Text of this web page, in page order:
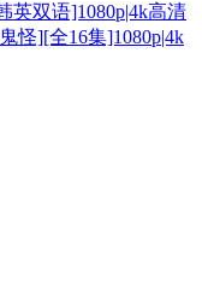
英双语]1080p|4k高清
怪][全16集]1080p|4k